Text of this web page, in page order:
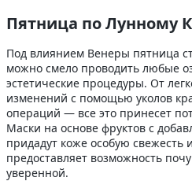
Пятница по Лунному
Под влиянием Венеры пятница
можно смело проводить любые
эстетические процедуры. От
изменений с помощью уколов
операций — все это принесет
Маски на основе фруктов с
придадут коже особую свежесть
предоставляет возможность
уверенной.